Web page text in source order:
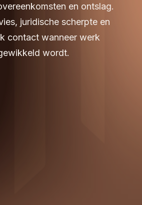
en ontslag.
juridische scherpte en
contact wanneer werk
wordt.